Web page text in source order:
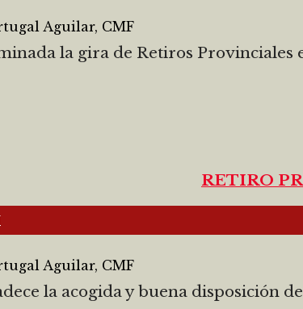
Aguilar, CMF
la gira de Retiros Provinciales
RETIRO
Aguilar, CMF
la acogida y buena disposición